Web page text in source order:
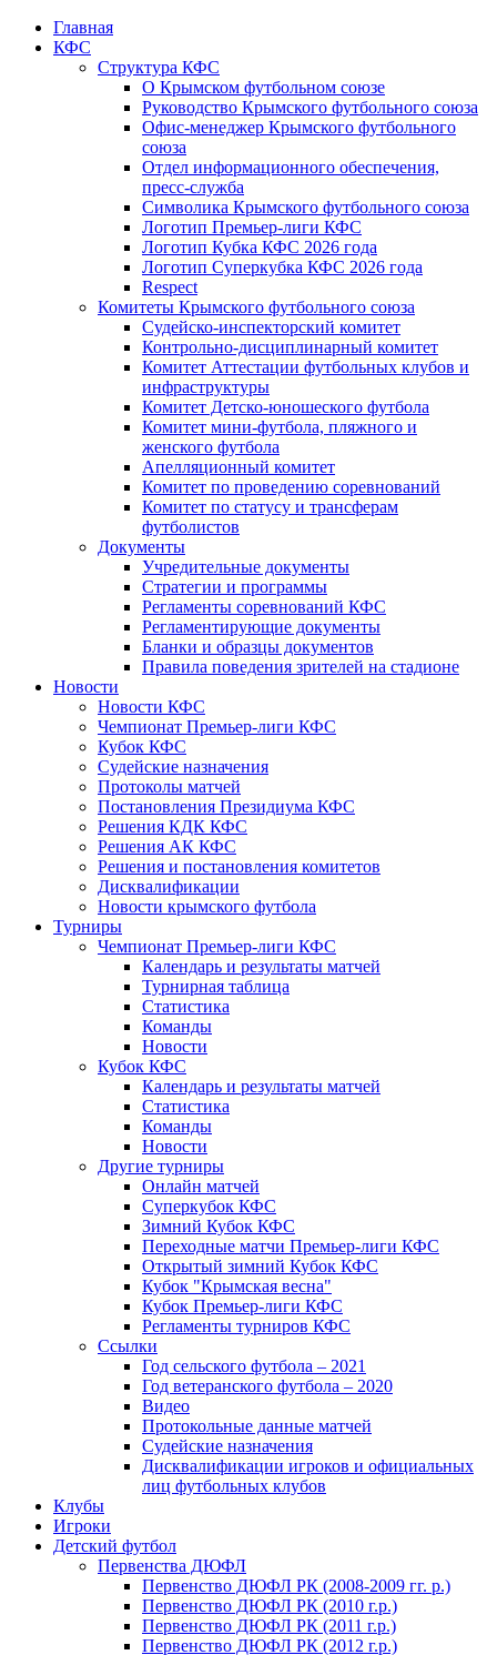
Главная
КФС
Структура КФС
О Крымском футбольном союзе
Руководство Крымского футбольного союза
Офис-менеджер Крымского футбольного
союза
Отдел информационного обеспечения,
пресс-служба
Символика Крымского футбольного союза
Логотип Премьер-лиги КФС
Логотип Кубка КФС 2026 года
Логотип Суперкубка КФС 2026 года
Respect
Комитеты Крымского футбольного союза
Судейско-инспекторский комитет
Контрольно-дисциплинарный комитет
Комитет Аттестации футбольных клубов и
инфраструктуры
Комитет Детско-юношеского футбола
Комитет мини-футбола, пляжного и
женского футбола
Апелляционный комитет
Комитет по проведению соревнований
Комитет по статусу и трансферам
футболистов
Документы
Учредительные документы
Стратегии и программы
Регламенты соревнований КФС
Регламентирующие документы
Бланки и образцы документов
Правила поведения зрителей на стадионе
Новости
Новости КФС
Чемпионат Премьер-лиги КФС
Кубок КФС
Судейские назначения
Протоколы матчей
Постановления Президиума КФС
Решения КДК КФС
Решения АК КФС
Решения и постановления комитетов
Дисквалификации
Новости крымского футбола
Турниры
Чемпионат Премьер-лиги КФС
Календарь и результаты матчей
Турнирная таблица
Статистика
Команды
Новости
Кубок КФС
Календарь и результаты матчей
Статистика
Команды
Новости
Другие турниры
Онлайн матчей
Суперкубок КФС
Зимний Кубок КФС
Переходные матчи Премьер-лиги КФС
Открытый зимний Кубок КФС
Кубок "Крымская весна"
Кубок Премьер-лиги КФС
Регламенты турниров КФС
Ссылки
Год сельского футбола – 2021
Год ветеранского футбола – 2020
Видео
Протокольные данные матчей
Судейские назначения
Дисквалификации игроков и официальных
лиц футбольных клубов
Клубы
Игроки
Детский футбол
Первенства ДЮФЛ
Первенство ДЮФЛ РК (2008-2009 гг. р.)
Первенство ДЮФЛ РК (2010 г.р.)
Первенство ДЮФЛ РК (2011 г.р.)
Первенство ДЮФЛ РК (2012 г.р.)